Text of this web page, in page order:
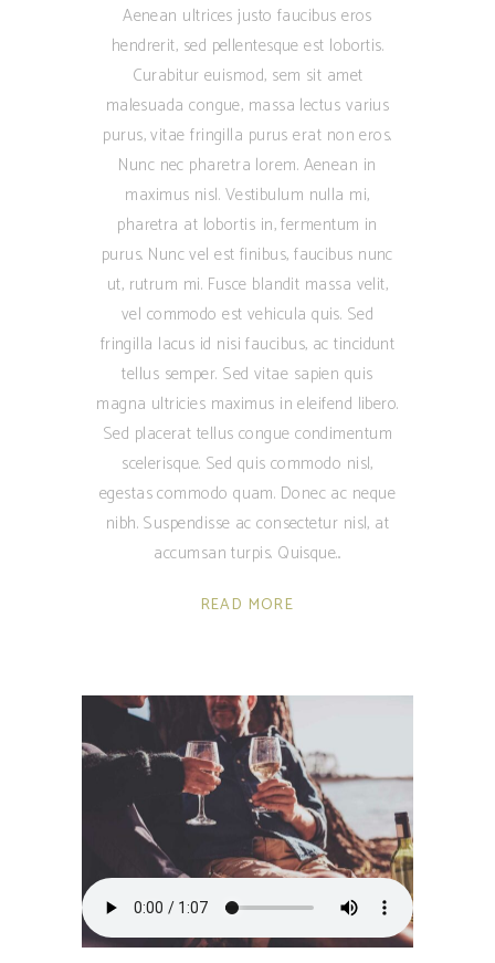
Aenean ultrices justo faucibus eros
hendrerit, sed pellentesque est lobortis.
Curabitur euismod, sem sit amet
malesuada congue, massa lectus varius
purus, vitae fringilla purus erat non eros.
Nunc nec pharetra lorem. Aenean in
maximus nisl. Vestibulum nulla mi,
pharetra at lobortis in, fermentum in
purus. Nunc vel est finibus, faucibus nunc
ut, rutrum mi. Fusce blandit massa velit,
vel commodo est vehicula quis. Sed
fringilla lacus id nisi faucibus, ac tincidunt
tellus semper. Sed vitae sapien quis
magna ultricies maximus in eleifend libero.
Sed placerat tellus congue condimentum
scelerisque. Sed quis commodo nisl,
egestas commodo quam. Donec ac neque
nibh. Suspendisse ac consectetur nisl, at
accumsan turpis. Quisque
READ MORE